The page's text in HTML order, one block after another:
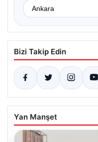
Bizi Takip Edin
Yan Manşet